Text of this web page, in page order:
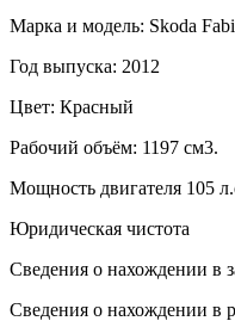
Марка и модель: Skoda
Год выпуска: 2012
Цвет: Красный
Рабочий объём: 1197 см3.
Мощность двигателя 105
Юридическая чистота
Сведения о нахождении в
Сведения о нахождении в